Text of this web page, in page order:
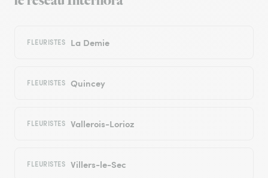
FLEURISTES La Demie
FLEURISTES Quincey
FLEURISTES Vallerois-Lorioz
FLEURISTES Villers-le-Sec